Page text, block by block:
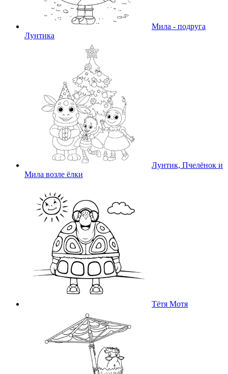
Мила - подруга
Лунтика
Лунтик, Пчелёнок и
Мила возле ёлки
Тётя Мотя